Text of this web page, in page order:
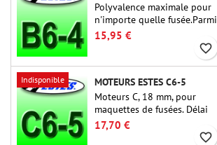
Polyvalence maximale pour
n'importe quelle fusée.Parmi
les moteurs de fusée les plus
utilisés à ce jour, l'Estes B6-
4 est le moteur adapté à la
plus grande majorité des
fusées Estes et similaires.
15,95 €
favorite_border
Indisponible
MOTEURS ESTES C6-5
Moteurs C, 18 mm, pour
maquettes de fusées. Délai
de 5 secondes, pour les
fusées à un étage.
17,70 €
favorite_border